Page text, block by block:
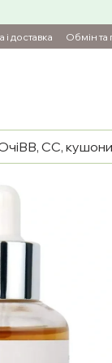
і доставка Обмін
BB, CC, кушони